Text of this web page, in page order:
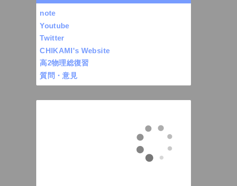
note
Youtube
Twitter
CHIKAMI's Website
高2物理総復習
質問・意見